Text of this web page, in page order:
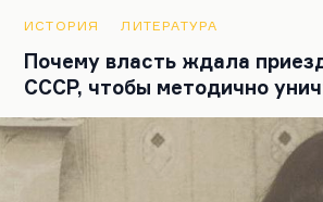
это великолепное чтение, и
исключительные — «Жизнь
халат…»,— нет, это все
ИСТОРИЯ ЛИТЕРАТУРА
Почему власть ждала
СССР, чтобы методично